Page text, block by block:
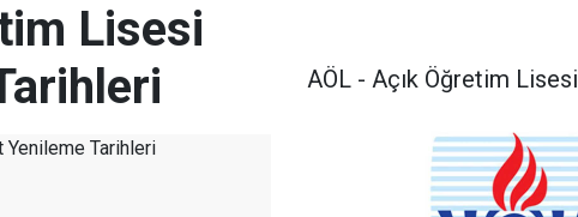
Lisesi
AÖL - Açık Öğretim Lisesi